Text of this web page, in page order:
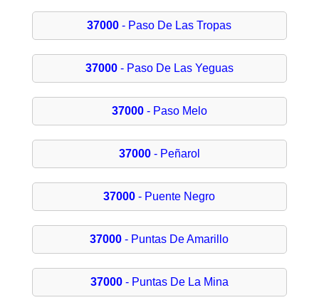
37000 - Paso De Las Tropas
37000- Paso De Las Yeguas
37000- Paso Melo
37000- Peñarol
37000 - Puente Negro
37000 - Puntas De Amarillo
37000- Puntas De La Mina